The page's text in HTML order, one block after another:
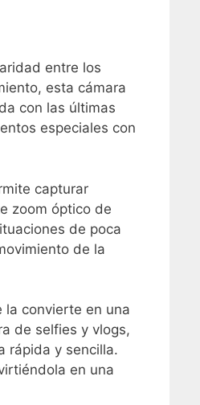
entre los
esta ​cámara
con las últimas
especiales con
capturar
zoom óptico​ de
de poca
de la
la convierte en una⁢
de selfies‍ y⁢ vlogs,⁤
rápida y ⁣sencilla.‌
en‍ una